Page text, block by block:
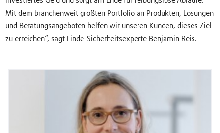
Mit dem branchenweit größten Portfolio an Produkten, Lösungen
und Beratungsangeboten helfen wir unseren Kunden, dieses Ziel
zu erreichen“, sagt Linde-Sicherheitsexperte Benjamin Reis.